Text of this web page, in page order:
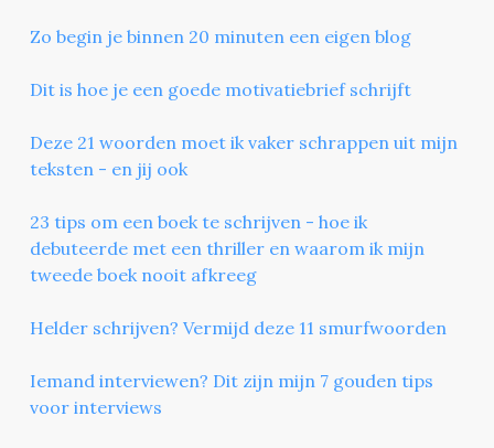
Zo begin je binnen 20 minuten een eigen blog
Dit is hoe je een goede motivatiebrief schrijft
Deze 21 woorden moet ik vaker schrappen uit mijn
teksten - en jij ook
23 tips om een boek te schrijven - hoe ik
debuteerde met een thriller en waarom ik mijn
tweede boek nooit afkreeg
Helder schrijven? Vermijd deze 11 smurfwoorden
Iemand interviewen? Dit zijn mijn 7 gouden tips
voor interviews